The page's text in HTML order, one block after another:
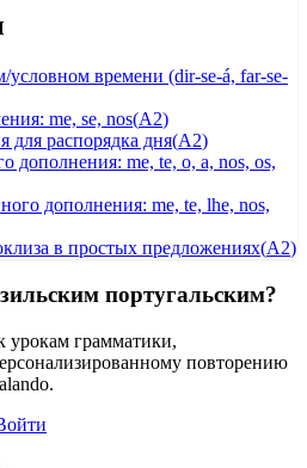
условном времени (dir-se-á, far-se-
me, se, nos(A2)
для распорядка дня(A2)
дополнения: me, te, o, a, nos, os,
дополнения: me, te, lhe, nos,
в простых предложениях(A2)
португальским?
урокам грамматики,
повторению